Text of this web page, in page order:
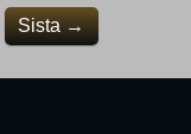
Sista →